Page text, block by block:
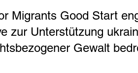
Migrants Good Start
zur Unterstützung
Gewalt